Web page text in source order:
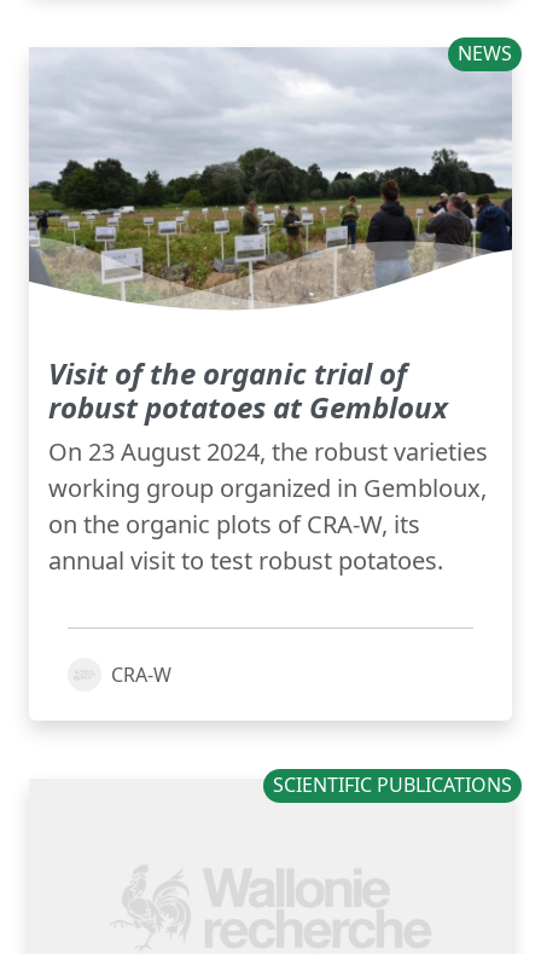
NEWS
Visit of the organic trial of
robust potatoes at Gembloux
On 23 August 2024, the robust varieties
working group organized in Gembloux,
on the organic plots of CRA-W, its
annual visit to test robust potatoes.
CRA-W
SCIENTIFIC PUBLICATIONS